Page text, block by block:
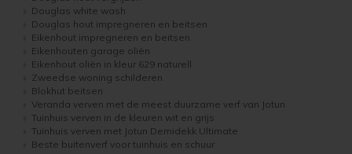
Grenen beitsen
Grenen verven
Lariks Hout Behandelen
Lariks hout olien
Olympic Stain 911 overschilderen
Betonvloer met Oxan Olie opnieuw behandelen
Houten vloer wit verven
Houten vloer verven met de meest slijtvaste verf van Jotun
Douglas white wash
Douglas hout impregneren en beitsen
Eikenhout impregneren en beitsen
Eikenhouten garage oliën
Eikenhout oliën in kleur 629 naturell
Zweedse woning schilderen
Blokhut beitsen
Veranda verven met de meest duurzame verf van Jotun
Tuinhuis verven in de kleuren wit en grijs
Tuinhuis verven met Jotun Demidekk Ultimate
Beste buitenverf voor tuinhuis en schuur